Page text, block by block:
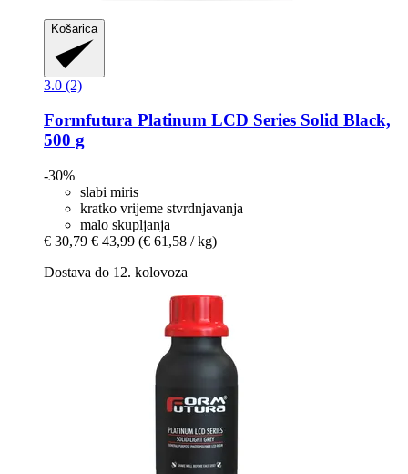
Košarica
3.0 (2)
Formfutura Platinum LCD Series Solid Black,
500 g
-30%
slabi miris
kratko vrijeme stvrdnjavanja
malo skupljanja
€ 30,79 € 43,99 (€ 61,58 / kg)
Dostava do 12. kolovoza